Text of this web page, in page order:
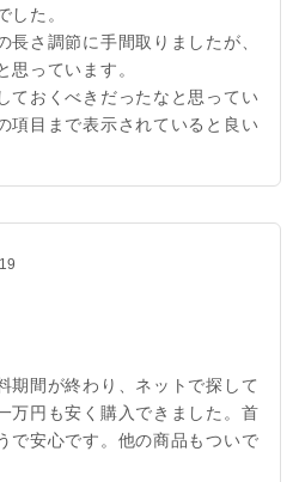
した。
長さ調節に手間取りましたが、
思っています。
ておくべきだったなと思ってい
項目まで表示されていると良い
期間が終わり、ネットで探して
万円も安く購入できました。首
で安心です。他の商品もついで